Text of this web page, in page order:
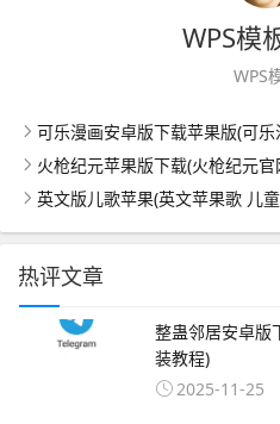
WPS模
WPS
可乐漫画安卓版下载苹果版(可
火枪纪元苹果版下载(火枪纪元
英文版儿歌苹果(英文苹果歌 儿
热评文章
整蛊邻居安卓版
装教程)
2025-11-25